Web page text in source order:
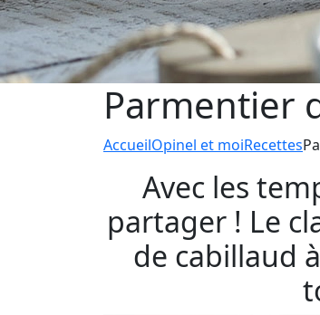
Parmentier
AccueilOpinel et moiRecettes
Avec les
partager ! Le
de cabillaud